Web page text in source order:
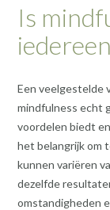
Is
Een veelgestelde
mindfulness echt
voordelen biedt
het belangrijk om
kunnen variëren
dezelfde
omstandigheden